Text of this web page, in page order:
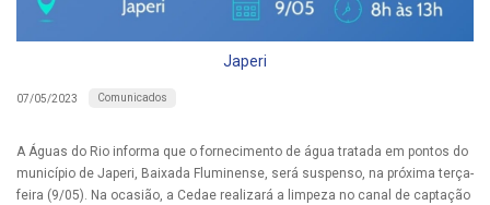
Japeri
07/05/2023 Comunicados
A Águas do Rio informa que o fornecimento de água tratada em pontos do
município de Japeri, Baixada Fluminense, será suspenso, na próxima terça-
feira (9/05). Na ocasião, a Cedae realizará a limpeza no canal de captação